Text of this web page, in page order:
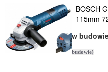
piły
szablowe
piły
BOSCH
115mm
w
budowie)